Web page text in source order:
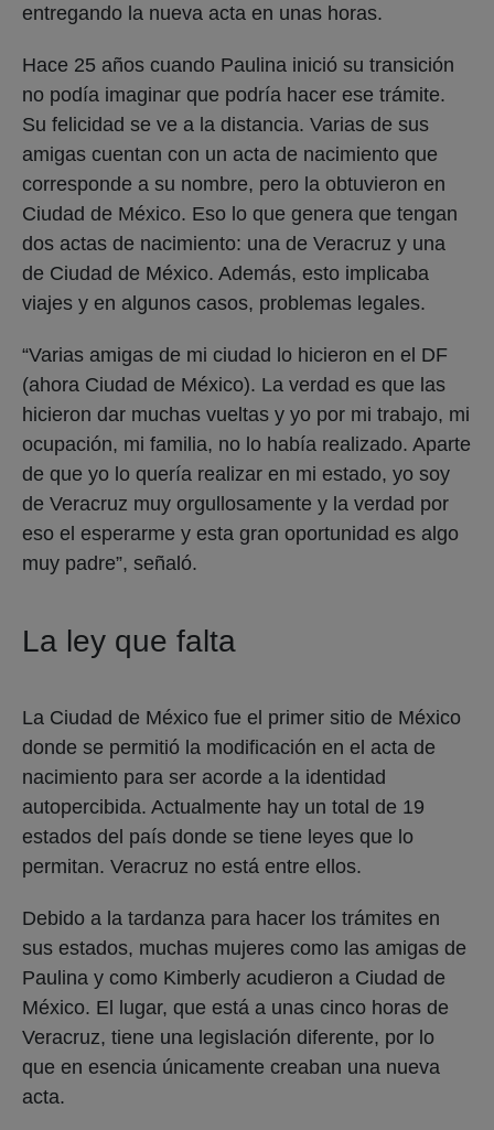
entregando la nueva acta en unas horas.
Hace 25 años cuando Paulina inició su transición
no podía imaginar que podría hacer ese trámite.
Su felicidad se ve a la distancia. Varias de sus
amigas cuentan con un acta de nacimiento que
corresponde a su nombre, pero la obtuvieron en
Ciudad de México. Eso lo que genera que tengan
dos actas de nacimiento: una de Veracruz y una
de Ciudad de México. Además, esto implicaba
viajes y en algunos casos, problemas legales.
“Varias amigas de mi ciudad lo hicieron en el DF
(ahora Ciudad de México). La verdad es que las
hicieron dar muchas vueltas y yo por mi trabajo, mi
ocupación, mi familia, no lo había realizado. Aparte
de que yo lo quería realizar en mi estado, yo soy
de Veracruz muy orgullosamente y la verdad por
eso el esperarme y esta gran oportunidad es algo
muy padre”, señaló.
La ley que falta
La Ciudad de México fue el primer sitio de México
donde se permitió la modificación en el acta de
nacimiento para ser acorde a la identidad
autopercibida. Actualmente hay un total de 19
estados del país donde se tiene leyes que lo
permitan. Veracruz no está entre ellos.
Debido a la tardanza para hacer los trámites en
sus estados, muchas mujeres como las amigas de
Paulina y como Kimberly acudieron a Ciudad de
México. El lugar, que está a unas cinco horas de
Veracruz, tiene una legislación diferente, por lo
que en esencia únicamente creaban una nueva
acta.